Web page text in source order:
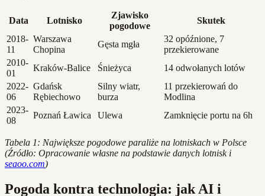
Data Lotnisko
Zjawisko
pogodowe
Skutek
2018-
11
Warszawa
Chopina
Gęsta mgła
32 opóźnione, 7
przekierowane
2010-
01
Kraków-Balice Śnieżyca
14 odwołanych lotów
2022-
06
Gdańsk
Rębiechowo
Silny wiatr,
burza
11 przekierowań do
Modlina
2023-
08
Poznań Ławica Ulewa Zamknięcie portu na 6h
Tabela 1: Największe pogodowe paraliże na lotniskach w Polsce
(Źródło: Opracowanie własne na podstawie danych lotnisk i
seaoo.com)
Pogoda kontra technologia: jak AI i